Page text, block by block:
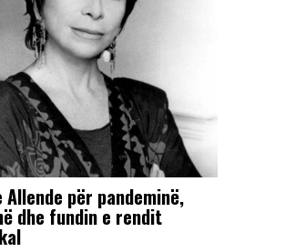
Allende për pandeminë,
dhe fundin e rendit